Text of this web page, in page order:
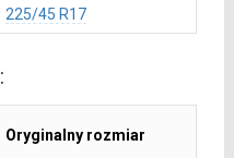
225/45 R17
:
Oryginalny rozmiar